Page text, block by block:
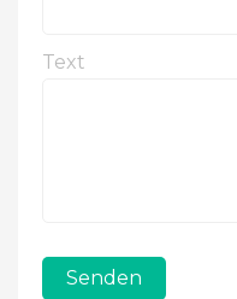
Text
Senden